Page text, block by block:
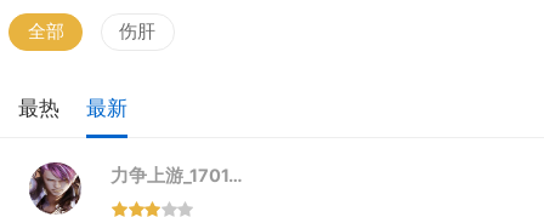
全部 伤肝
最热 最新
力争上游_1701…